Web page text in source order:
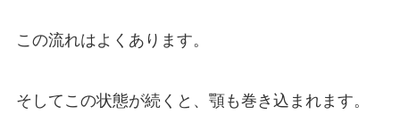
この流れはよくあります。
そしてこの状態が続くと、顎も巻き込まれます。